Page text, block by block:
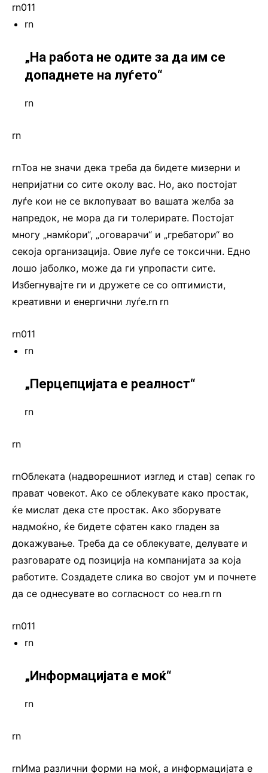
rn011
rn
„На работа не одите за да им се
допаднете на луѓето“
rn
rn
rnТоа не значи дека треба да бидете мизерни и
непријатни со сите околу вас. Но, ако постојат
луѓе кои не се вклопуваат во вашата желба за
напредок, не мора да ги толерирате. Постојат
многу „намќори“, „оговарачи“ и „гребатори“ во
секоја организација. Овие луѓе се токсични. Едно
лошо јаболко, може да ги упропасти сите.
Избегнувајте ги и дружете се со оптимисти,
креативни и енергични луѓе.rn rn
rn011
rn
„Перцепцијата е реалност“
rn
rn
rnОблеката (надворешниот изглед и став) сепак го
прават човекот. Ако се облекувате како простак,
ќе мислат дека сте простак. Ако зборувате
надмоќно, ќе бидете сфатен како гладен за
докажување. Треба да се облекувате, делувате и
разговарате од позиција на компанијата за која
работите. Создадете слика во својот ум и почнете
да се однесувате во согласност со неа.rn rn
rn011
rn
„Информацијата е моќ“
rn
rn
rnИма различни форми на моќ, а информацијата е